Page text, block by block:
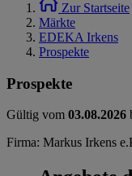
Zur Startseite
Märkte
EDEKA Irkens
Prospekte
Prospekte
Gültig vom 03.08.2026
Firma: Markus Irkens